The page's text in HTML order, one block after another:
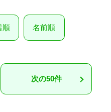
順 名前順
次の50件